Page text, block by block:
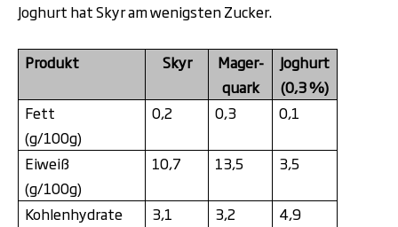
Joghurt hat Skyr am wenigsten Zucker.
Produkt Skyr
Mager-
quark
Joghurt
(0,3 %)
Fett
(g/100g)
0,2 0,3 0,1
Eiweiß
(g/100g)
10,7 13,5 3,5
Kohlenhydrate
3,1 3,2 4,9